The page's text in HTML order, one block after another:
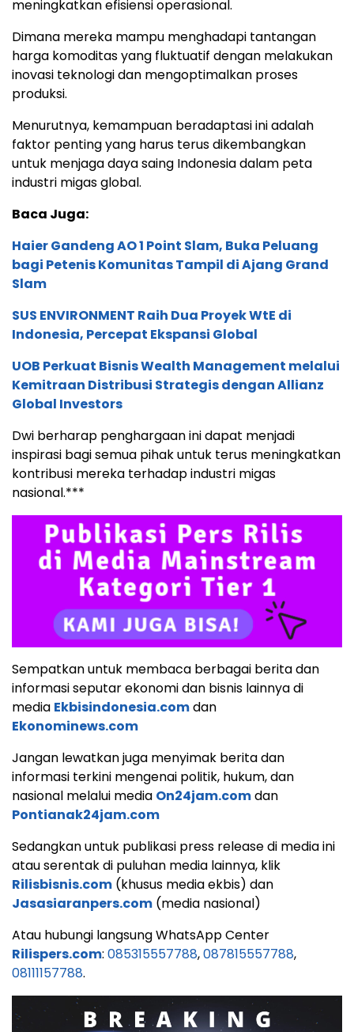
meningkatkan efisiensi operasional.
Dimana mereka mampu menghadapi tantangan
harga komoditas yang fluktuatif dengan melakukan
inovasi teknologi dan mengoptimalkan proses
produksi.
Menurutnya, kemampuan beradaptasi ini adalah
faktor penting yang harus terus dikembangkan
untuk menjaga daya saing Indonesia dalam peta
industri migas global.
Baca Juga:
Haier Gandeng AO 1 Point Slam, Buka Peluang
bagi Petenis Komunitas Tampil di Ajang Grand
Slam
SUS ENVIRONMENT Raih Dua Proyek WtE di
Indonesia, Percepat Ekspansi Global
UOB Perkuat Bisnis Wealth Management melalui
Kemitraan Distribusi Strategis dengan Allianz
Global Investors
Dwi berharap penghargaan ini dapat menjadi
inspirasi bagi semua pihak untuk terus meningkatkan
kontribusi mereka terhadap industri migas
nasional.***
Sempatkan untuk membaca berbagai berita dan
informasi seputar ekonomi dan bisnis lainnya di
media Ekbisindonesia.comdan
Ekonominews.com
Jangan lewatkan juga menyimak berita dan
informasi terkini mengenai politik, hukum, dan
nasional melalui media On24jam.comdan
Pontianak24jam.com
Sedangkan untuk publikasi press release di media ini
atau serentak di puluhan media lainnya, klik
Rilisbisnis.com (khusus media ekbis) dan
Jasasiaranpers.com (media nasional)
Atau hubungi langsung WhatsApp Center
Rilispers.com: 085315557788,087815557788,
08111157788.